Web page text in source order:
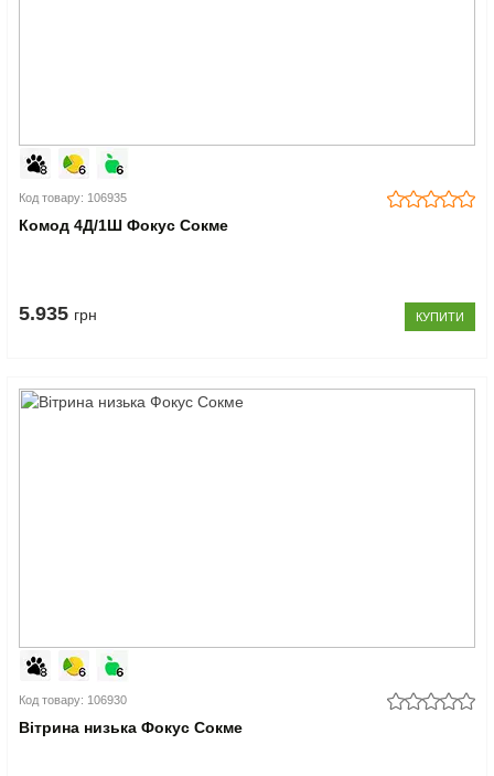
Код товару: 106935
Комод 4Д/1Ш Фокус Сокме
5.935 грн КУПИТИ
Код товару: 106930
Вітрина низька Фокус Сокме